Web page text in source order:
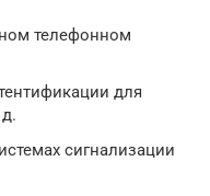
телефонном
для
сигнализации